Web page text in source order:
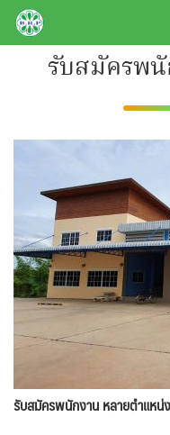
SkipBRPAUTO.COM
รับสมัครพ
รับสมัครพนักงาน หลายตำแหน่ง